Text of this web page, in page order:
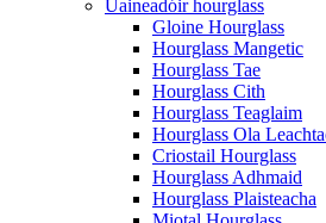
Uaineadóir hourglass
Gloine Hourglass
Hourglass Mangetic
Hourglass Tae
Hourglass Cith
Hourglass Teaglaim
Hourglass Ola
Criostail Hourglass
Hourglass Adhmaid
Hourglass Plaisteacha